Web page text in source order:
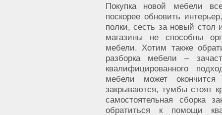
Покупка новой мебели
поскорее обновить
полки, сесть за новый
магазины не способны
мебели. Хотим также
разборка мебели –
квалифицированного
мебели может
закрываются, тумбы стоят
самостоятельная сборка
обратиться к помощи